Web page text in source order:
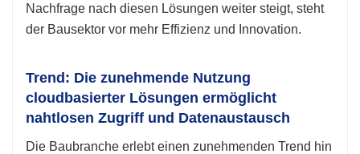
Nachfrage nach diesen Lösungen weiter steigt, steht
der Bausektor vor mehr Effizienz und Innovation.
Trend: Die zunehmende Nutzung
cloudbasierter Lösungen ermöglicht
nahtlosen Zugriff und Datenaustausch
Die Baubranche erlebt einen zunehmenden Trend hin